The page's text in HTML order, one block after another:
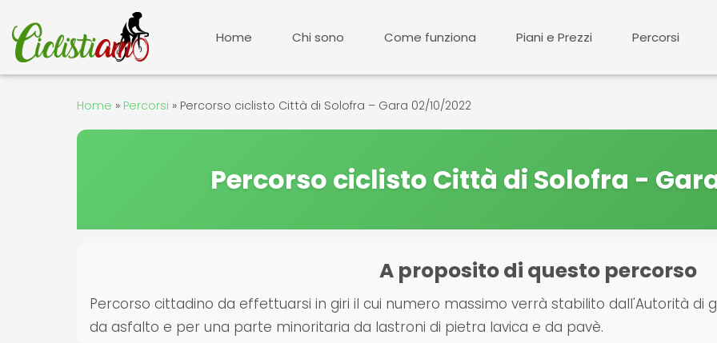
contenuto
Home Chi sono Come funziona Piani e Prezzi Percorsi
Home » Percorsi » Percorso ciclisto Città di Solofra – Gara 02/10/2022
Percorso ciclisto Città di Solofra -
A proposito di questo percorso
Percorso cittadino da effettuarsi in giri il cui numero massimo verrà stabilito dall'Autorità di
da asfalto e per una parte minoritaria da lastroni di pietra lavica e da pavè.